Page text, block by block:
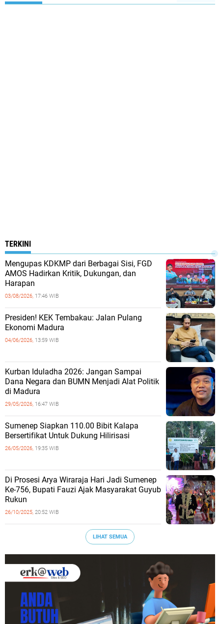
TERKINI
Mengupas KDKMP dari Berbagai Sisi, FGD
AMOS Hadirkan Kritik, Dukungan, dan
Harapan
03/08/2026, 17:46 WIB
Presiden! KEK Tembakau: Jalan Pulang
Ekonomi Madura
04/06/2026, 13:59 WIB
Kurban Iduladha 2026: Jangan Sampai
Dana Negara dan BUMN Menjadi Alat Politik
di Madura
29/05/2026, 16:47 WIB
Sumenep Siapkan 110.00 Bibit Kalapa
Bersertifikat Untuk Dukung Hilirisasi
26/05/2026, 19:35 WIB
Di Prosesi Arya Wiraraja Hari Jadi Sumenep
Ke-756, Bupati Fauzi Ajak Masyarakat Guyub
Rukun
26/10/2025, 20:52 WIB
LIHAT SEMUA